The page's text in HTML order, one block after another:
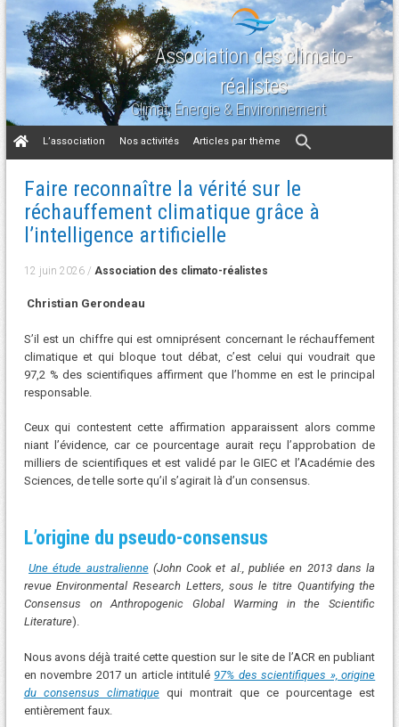
Association des climato-
réalistes
Climat, Énergie & Environnement
Aller
au
L’association Nos activités Articles par thème
Faire reconnaître la vérité sur le
réchauffement climatique grâce à
l’intelligence artificielle
12 juin 2026/ Association des climato-réalistes
Christian Gerondeau
S’il est un chiffre qui est omniprésent concernant le réchauffement
climatique et qui bloque tout débat, c’est celui qui voudrait que
97,2 % des scientifiques affirment que l’homme en est le principal
responsable.
Ceux qui contestent cette affirmation apparaissent alors comme
niant l’évidence, car ce pourcentage aurait reçu l’approbation de
milliers de scientifiques et est validé par le GIEC et l’Académie des
Sciences, de telle sorte qu’il s’agirait là d’un consensus.
L’origine du pseudo-consensus
Une étude australienne(John Cook et al., publiée en 2013 dans la
revueEnvironmental Research Letters, sous le titre Quantifying the
Consensus on Anthropogenic Global Warming in the Scientific
Literature).
Nous avons déjà traité cette question sur le site de l’ACR en publiant
en novembre 2017 un article intitulé 97% des scientifiques », origine
du consensus climatiquequi montrait que ce pourcentage est
entièrement faux.